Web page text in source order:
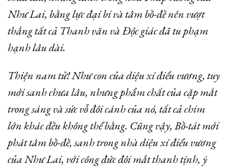
Như Lai, bằng lực đại bi và tâm bồ-đề nên vượt
thắng tất cả Thanh văn và Độc giác đã tu phạm
hạnh lâu dài.
Thiện nam tử! Như con của diệu xí điểu vương, tuy
mới sanh chưa lâu, nhưng phẩm chất của cặp mắt
trong sáng và sức vỗ đôi cánh của nó, tất cả chim
lớn khác đều không thể bằng. Cũng vậy, Bồ-tát mới
phát tâm bồ-đề, sanh trong nhà diệu xí điểu vương
của Như Lai, với công đức đôi mắt thanh tịnh, ý